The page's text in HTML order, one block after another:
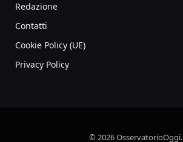
Redazione
Contatti
Cookie Policy (UE)
Privacy Policy
© 2026 OsservatorioOggi.